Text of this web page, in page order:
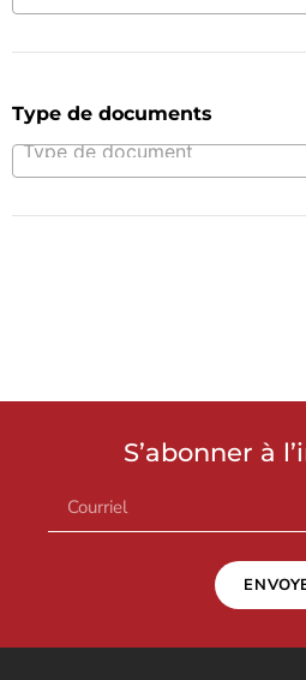
Type de documents
Type de document
S’abonner à